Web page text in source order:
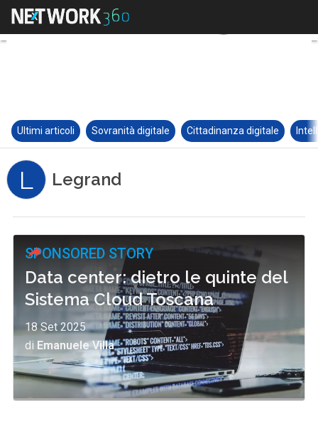
Ultimi articoli Sovranità digitale Cittadinanza digitale
L Legrand
SPONSORED STORY
Data center: dietro le quinte del
Sistema Cloud Toscana
18 Set 2025
di Emanuele Villa